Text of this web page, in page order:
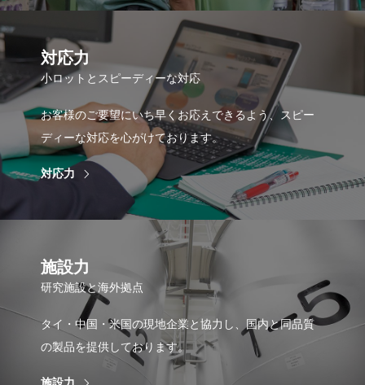
対応力
小ロットとスピーディーな対応
お客様のご要望にいち早くお応えできるよう、スピー
ディーな対応を心がけております。
対応力
施設力
研究施設と海外拠点
タイ・中国・米国の現地企業と協力し、国内と同品質
の製品を提供しております。